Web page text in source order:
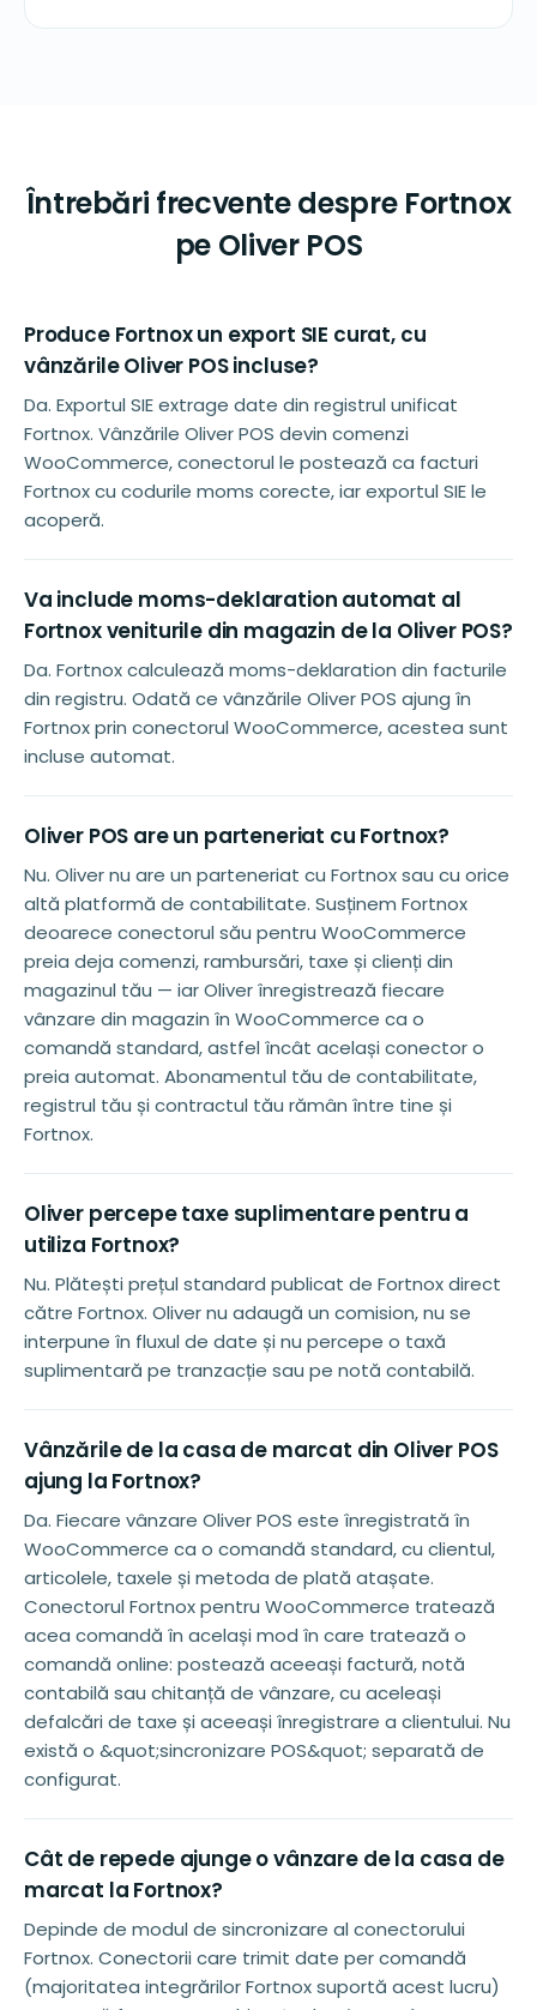
Întrebări frecvente despre Fortnox
pe Oliver POS
Produce Fortnox un export SIE curat, cu
vânzările Oliver POS incluse?
Da. Exportul SIE extrage date din registrul unificat
Fortnox. Vânzările Oliver POS devin comenzi
WooCommerce, conectorul le postează ca facturi
Fortnox cu codurile moms corecte, iar exportul SIE le
acoperă.
Va include moms-deklaration automat al
Fortnox veniturile din magazin de la Oliver POS?
Da. Fortnox calculează moms-deklaration din facturile
din registru. Odată ce vânzările Oliver POS ajung în
Fortnox prin conectorul WooCommerce, acestea sunt
incluse automat.
Oliver POS are un parteneriat cu Fortnox?
Nu. Oliver nu are un parteneriat cu Fortnox sau cu orice
altă platformă de contabilitate. Susținem Fortnox
deoarece conectorul său pentru WooCommerce
preia deja comenzi, rambursări, taxe și clienți din
magazinul tău — iar Oliver înregistrează fiecare
vânzare din magazin în WooCommerce ca o
comandă standard, astfel încât același conector o
preia automat. Abonamentul tău de contabilitate,
registrul tău și contractul tău rămân între tine și
Fortnox.
Oliver percepe taxe suplimentare pentru a
utiliza Fortnox?
Nu. Plătești prețul standard publicat de Fortnox direct
către Fortnox. Oliver nu adaugă un comision, nu se
interpune în fluxul de date și nu percepe o taxă
suplimentară pe tranzacție sau pe notă contabilă.
Vânzările de la casa de marcat din Oliver POS
ajung la Fortnox?
Da. Fiecare vânzare Oliver POS este înregistrată în
WooCommerce ca o comandă standard, cu clientul,
articolele, taxele și metoda de plată atașate.
Conectorul Fortnox pentru WooCommerce tratează
acea comandă în același mod în care tratează o
comandă online: postează aceeași factură, notă
contabilă sau chitanță de vânzare, cu aceleași
defalcări de taxe și aceeași înregistrare a clientului. Nu
există o &quot;sincronizare POS&quot; separată de
configurat.
Cât de repede ajunge o vânzare de la casa de
marcat la Fortnox?
Depinde de modul de sincronizare al conectorului
Fortnox. Conectorii care trimit date per comandă
(majoritatea integrărilor Fortnox suportă acest lucru)